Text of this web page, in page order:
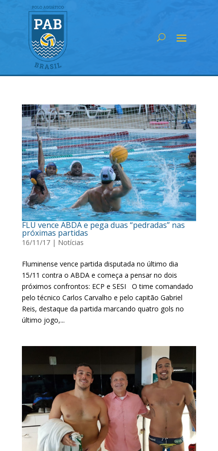
FLU vence ABDA e pega duas “pedradas” nas
próximas partidas
16/11/17| Notícias
Fluminense vence partida disputada no último dia
15/11 contra o ABDA e começa a pensar no dois
próximos confrontos: ECP e SESI O time comandado
pelo técnico Carlos Carvalho e pelo capitão Gabriel
Reis, destaque da partida marcando quatro gols no
último jogo,...